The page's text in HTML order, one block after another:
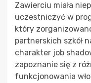
Zawierciu miała
uczestniczyć w
który
partnerskich szkół
charakter job
zapoznanie się z
funkcjonowania